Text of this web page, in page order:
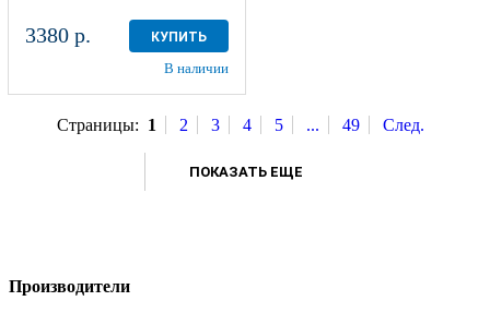
3380 р. КУПИТЬ
В наличии
Страницы: 1 2 3 4 5 ... 49 След.
ПОКАЗАТЬ ЕЩЕ
Производители